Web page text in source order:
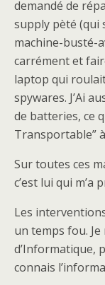
demandé de
supply pèté (qui
machine-busté-
carrément et
laptop qui
spywares. J’Ai
de batteries, ce
Transportable”
Sur toutes ces
c’est lui qui m’a
Les
un temps fou.
d’Informatique,
connais